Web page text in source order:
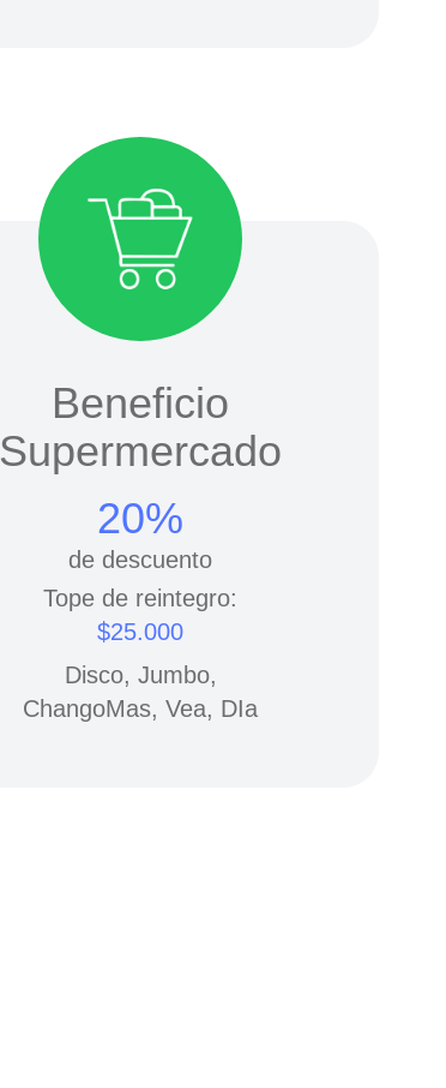
Beneficio
Supermercado
20%
de descuento
Tope de reintegro:
$25.000
Disco, Jumbo,
ChangoMas, Vea, DIa